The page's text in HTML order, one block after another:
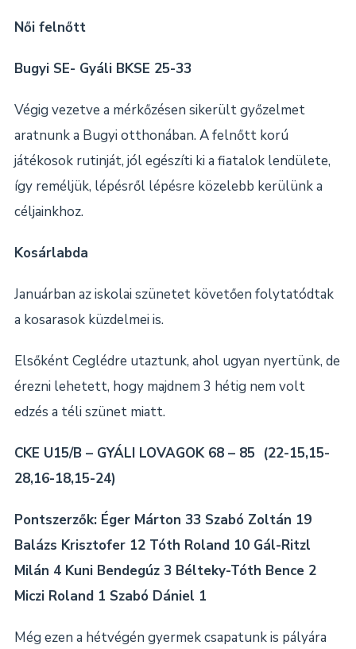
Női felnőtt
Bugyi SE- Gyáli BKSE 25-33
Végig vezetve a mérkőzésen sikerült győzelmet
aratnunk a Bugyi otthonában. A felnőtt korú
játékosok rutinját, jól egészíti ki a fiatalok lendülete,
így reméljük, lépésről lépésre közelebb kerülünk a
céljainkhoz.
Kosárlabda
Januárban az iskolai szünetet követően folytatódtak
a kosarasok küzdelmei is.
Elsőként Ceglédre utaztunk, ahol ugyan nyertünk, de
érezni lehetett, hogy majdnem 3 hétig nem volt
edzés a téli szünet miatt.
CKE U15/B – GYÁLI LOVAGOK 68 – 85 (22-15,15-
28,16-18,15-24)
Pontszerzők: Éger Márton 33 Szabó Zoltán 19
Balázs Krisztofer 12 Tóth Roland 10 Gál-Ritzl
Milán 4 Kuni Bendegúz 3 Bélteky-Tóth Bence 2
Miczi Roland 1 Szabó Dániel 1
Még ezen a hétvégén gyermek csapatunk is pályára